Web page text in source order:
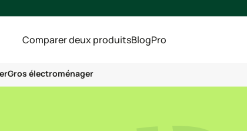
Comparer deux produitsBlogPro
Gros électroménager